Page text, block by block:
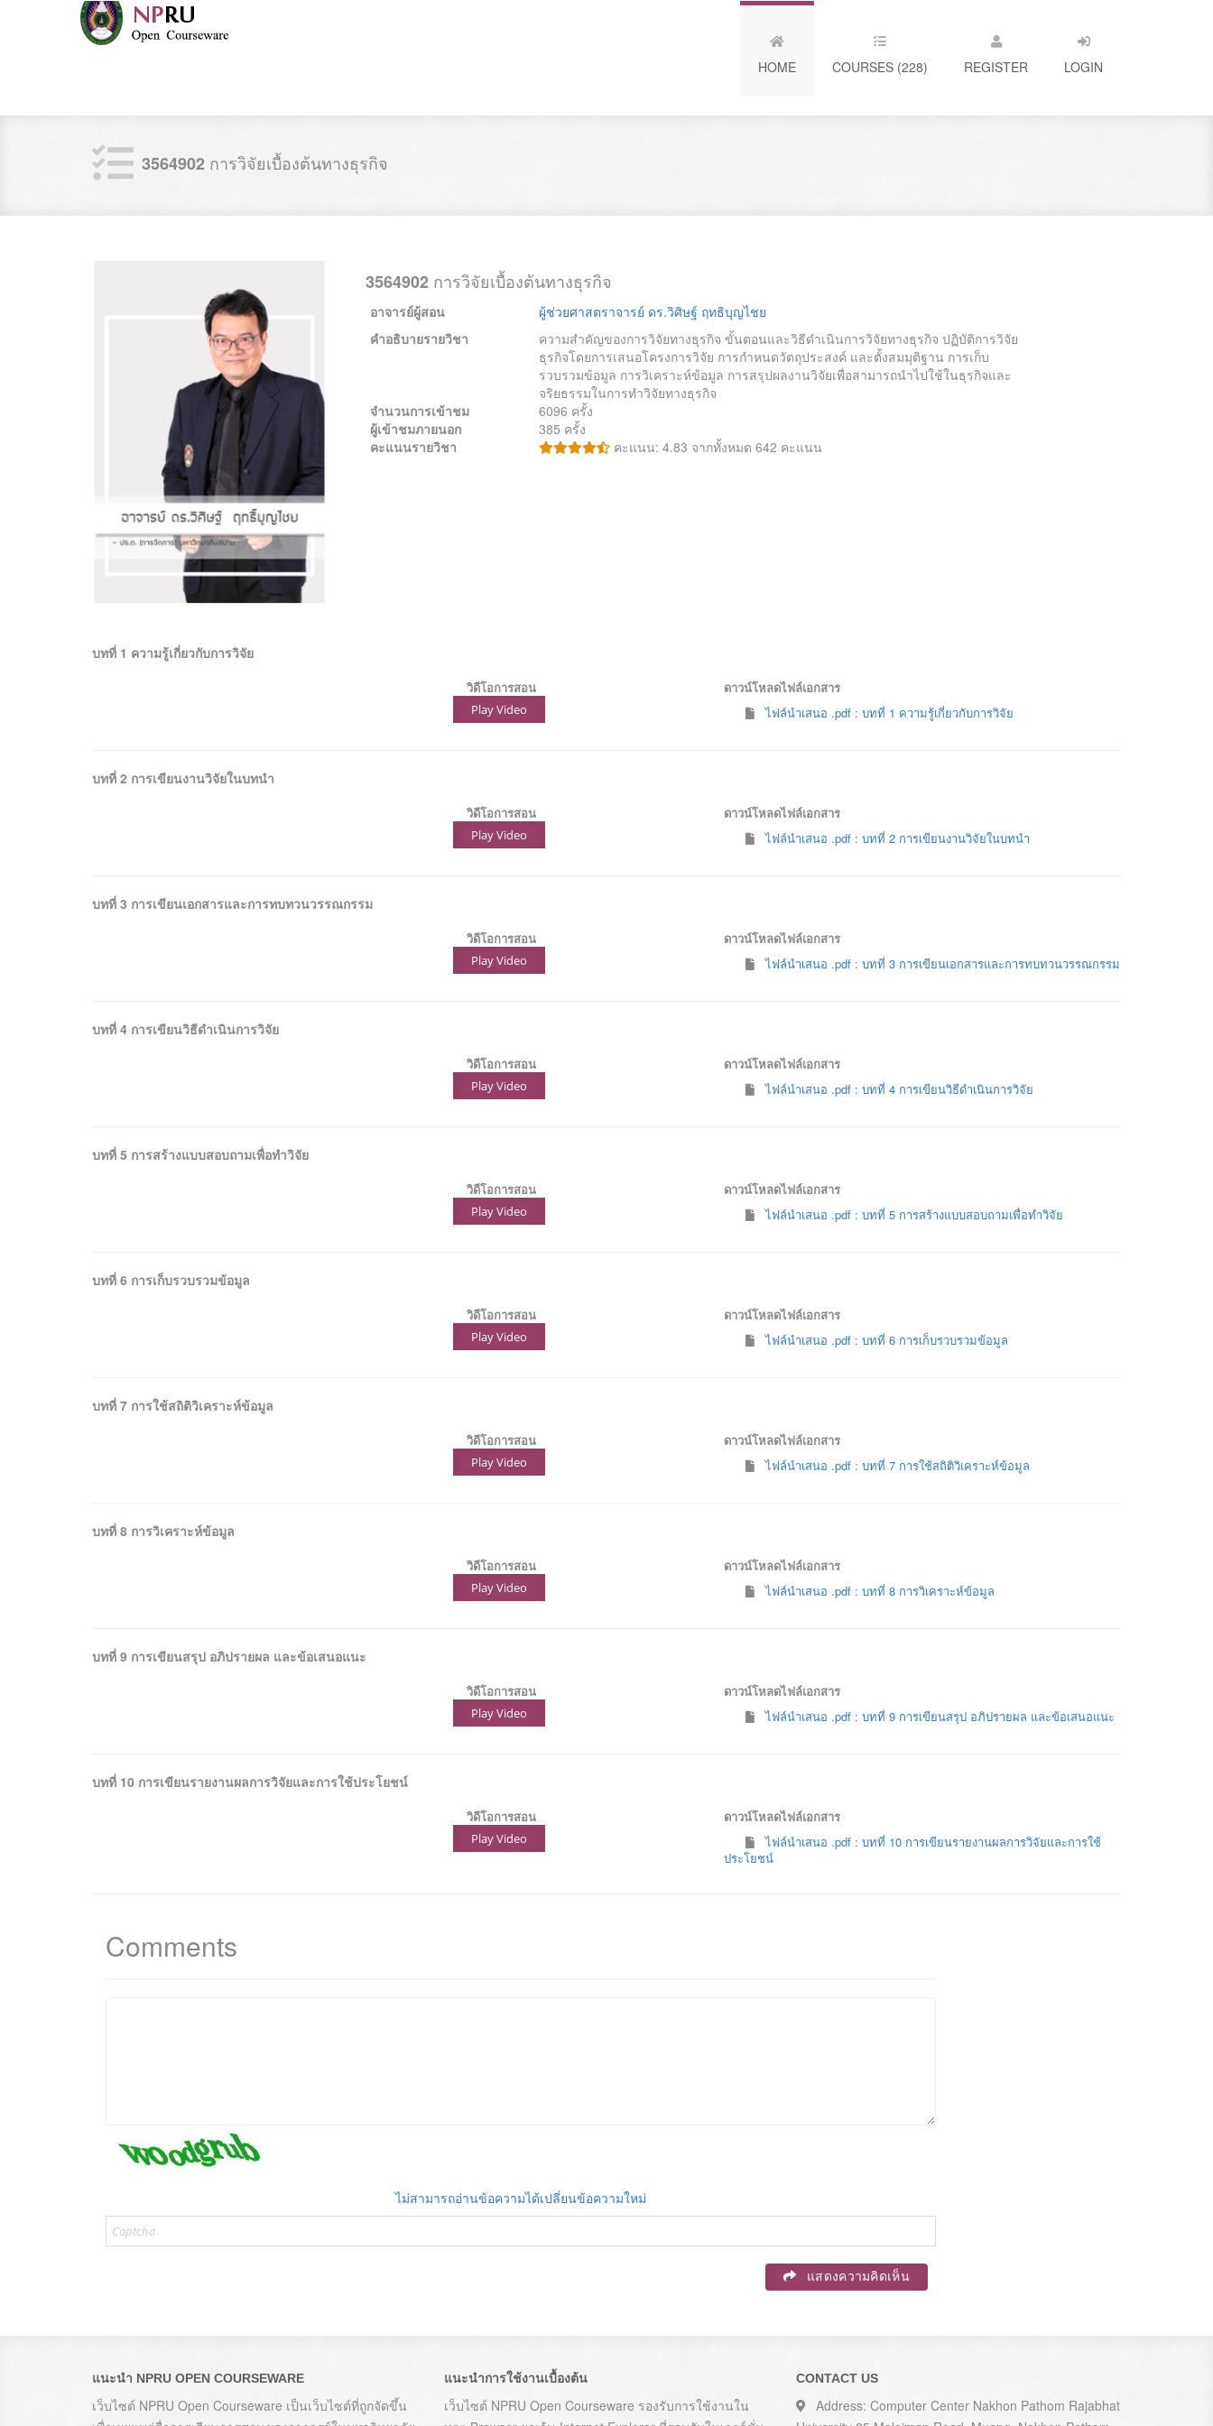
HOME COURSES (228) REGISTER LOGIN
3564902 การวิจัยเบื้องต้นทางธุรกิจ
3564902การวิจัยเบื้องต้นทางธุรกิจ
อาจารย์ผู้สอน
ผู้ช่วยศาสตราจารย์ ดร.วิศิษฐ์ ฤทธิบุญไชย
คำอธิบายรายวิชา
ความสำคัญของการวิจัยทางธุรกิจ ขั้นตอนและวิธีดำเนินการวิจัยทางธุรกิจ ปฏิบัติการวิจัย
ธุรกิจโดยการเสนอโครงการวิจัย การกำหนดวัตถุประสงค์ และตั้งสมมุติฐาน การเก็บ
รวบรวมข้อมูล การวิเคราะห์ข้อมูล การสรุปผลงานวิจัยเพื่อสามารถนำไปใช้ในธุรกิจและ
จริยธรรมในการทำวิจัยทางธุรกิจ
จำนวนการเข้าชม
6096 ครั้ง
ผู้เข้าชมภายนอก
385 ครั้ง
คะแนนรายวิชา
คะแนน: 4.83 จากทั้งหมด 642 คะแนน
บทที่ 1 ความรู้เกี่ยวกับการวิจัย
วิดีโอการสอน
Play Video
ดาวน์โหลดไฟล์เอกสาร
ไฟล์นำเสนอ .pdf : บทที่ 1 ความรู้เกี่ยวกับการวิจัย
บทที่ 2 การเขียนงานวิจัยในบทนำ
วิดีโอการสอน
Play Video
ดาวน์โหลดไฟล์เอกสาร
ไฟล์นำเสนอ .pdf : บทที่ 2 การเขียนงานวิจัยในบทนำ
บทที่ 3 การเขียนเอกสารและการทบทวนวรรณกรรม
วิดีโอการสอน
Play Video
ดาวน์โหลดไฟล์เอกสาร
ไฟล์นำเสนอ .pdf : บทที่ 3 การเขียนเอกสารและการทบทวนวรรณกรรม
บทที่ 4 การเขียนวิธีดำเนินการวิจัย
วิดีโอการสอน
Play Video
ดาวน์โหลดไฟล์เอกสาร
ไฟล์นำเสนอ .pdf : บทที่ 4 การเขียนวิธีดำเนินการวิจัย
บทที่ 5 การสร้างแบบสอบถามเพื่อทำวิจัย
วิดีโอการสอน
Play Video
ดาวน์โหลดไฟล์เอกสาร
ไฟล์นำเสนอ .pdf : บทที่ 5 การสร้างแบบสอบถามเพื่อทำวิจัย
บทที่ 6 การเก็บรวบรวมข้อมูล
วิดีโอการสอน
Play Video
ดาวน์โหลดไฟล์เอกสาร
ไฟล์นำเสนอ .pdf : บทที่ 6 การเก็บรวบรวมข้อมูล
บทที่ 7 การใช้สถิติวิเคราะห์ข้อมูล
วิดีโอการสอน
Play Video
ดาวน์โหลดไฟล์เอกสาร
ไฟล์นำเสนอ .pdf : บทที่ 7 การใช้สถิติวิเคราะห์ข้อมูล
บทที่ 8 การวิเคราะห์ข้อมูล
วิดีโอการสอน
Play Video
ดาวน์โหลดไฟล์เอกสาร
ไฟล์นำเสนอ .pdf : บทที่ 8 การวิเคราะห์ข้อมูล
บทที่ 9 การเขียนสรุป อภิปรายผล และข้อเสนอแนะ
วิดีโอการสอน
Play Video
ดาวน์โหลดไฟล์เอกสาร
ไฟล์นำเสนอ .pdf : บทที่ 9 การเขียนสรุป อภิปรายผล และข้อเสนอแนะ
บทที่ 10 การเขียนรายงานผลการวิจัยและการใช้ประโยชน์
วิดีโอการสอน
Play Video
ดาวน์โหลดไฟล์เอกสาร
ไฟล์นำเสนอ .pdf : บทที่ 10 การเขียนรายงานผลการวิจัยและการใช้
ประโยชน์
Comments
ไม่สามารถอ่านข้อความได้เปลี่ยนข้อความใหม่
แสดงความคิดเห็น
แนะนำ NPRU OPEN COURSEWARE
เว็บไซต์ NPRU Open Courseware เป็นเว็บไซต์ที่ถูกจัดขึ้น
แนะนำการใช้งานเบื้องต้น
เว็บไซต์ NPRU Open Courseware รองรับการใช้งานใน
CONTACT US
Address: Computer Center Nakhon Pathom Rajabhat